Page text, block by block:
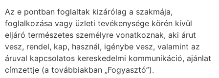
Az e pontban foglaltak kizárólag a szakmája,
foglalkozása vagy üzleti tevékenysége körén kívül
eljáró természetes személyre vonatkoznak, aki árut
vesz, rendel, kap, használ, igénybe vesz, valamint az
áruval kapcsolatos kereskedelmi kommunikáció, ajánlat
címzettje (a továbbiakban „Fogyasztó”).